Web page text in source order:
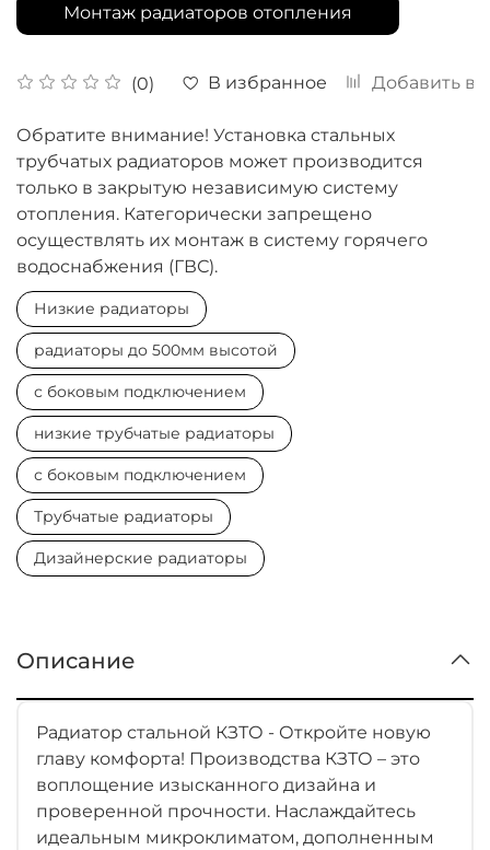
(0) В избранное Добавить в
Монтаж радиаторов отопления
Обратите внимание! Установка стальных
трубчатых радиаторов может производится
только в закрытую независимую систему
отопления. Категорически запрещено
осуществлять их монтаж в систему горячего
водоснабжения (ГВС).
Низкие радиаторы
радиаторы до 500мм высотой
с боковым подключением
низкие трубчатые радиаторы
с боковым подключением
Трубчатые радиаторы
Дизайнерские радиаторы
Описание
Радиатор стальной КЗТО - Откройте новую
главу комфорта! Производства КЗТО – это
воплощение изысканного дизайна и
проверенной прочности. Наслаждайтесь
идеальным микроклиматом, дополненным